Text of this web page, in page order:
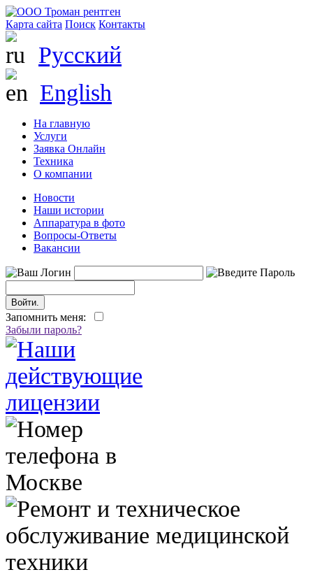
Карта сайта Поиск Контакты
Русский
English
На главную
Услуги
Заявка Онлайн
Техника
О компании
Новости
Наши истории
Аппаратура в фото
Вопросы-Ответы
Вакансии
Запомнить меня:
Забыли пароль?